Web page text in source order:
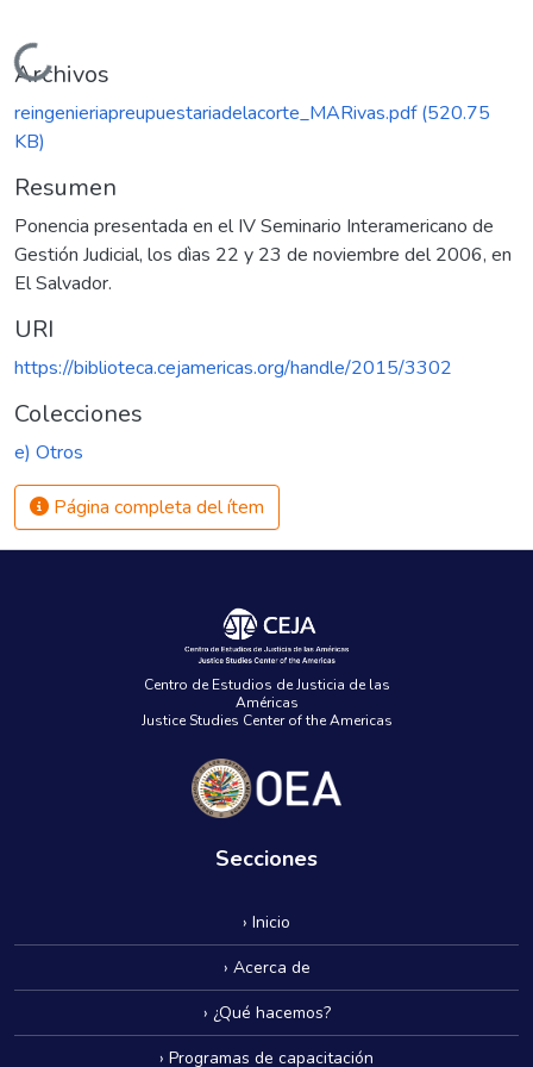
Cargando...
Archivos
reingenieriapreupuestariadelacorte_MARivas.pdf(520.75
KB)
Resumen
Ponencia presentada en el IV Seminario Interamericano de
Gestión Judicial, los dìas 22 y 23 de noviembre del 2006, en
El Salvador.
URI
https://biblioteca.cejamericas.org/handle/2015/3302
Colecciones
e) Otros
Página completa del ítem
Centro de Estudios de Justicia de las
Américas
Justice Studies Center of the Americas
Secciones
› Inicio
› Acerca de
› ¿Qué hacemos?
› Programas de capacitación